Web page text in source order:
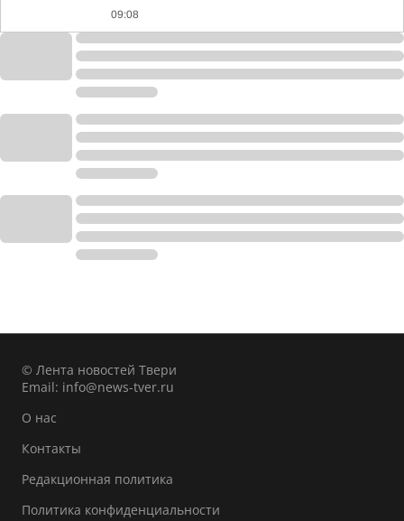
09:08
© Лента новостей Твери
Email: info@news-tver.ru
О нас
Контакты
Редакционная политика
Политика конфиденциальности